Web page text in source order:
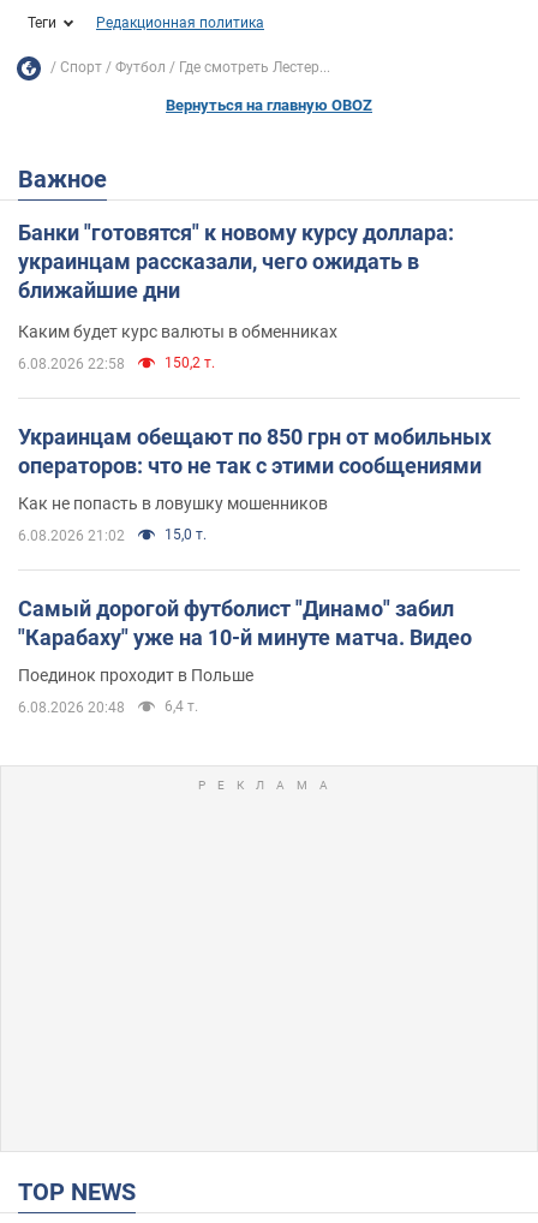
Теги Редакционная политика
Спорт Футбол Где смотреть Лестер...
Вернуться на главную OBOZ
Важное
Банки "готовятся" к новому курсу доллара:
украинцам рассказали, чего ожидать в
ближайшие дни
Каким будет курс валюты в обменниках
6.08.2026 22:58 150,2 т.
Украинцам обещают по 850 грн от мобильных
операторов: что не так с этими сообщениями
Как не попасть в ловушку мошенников
6.08.2026 21:02 15,0 т.
Самый дорогой футболист "Динамо" забил
"Карабаху" уже на 10-й минуте матча. Видео
Поединок проходит в Польше
6.08.2026 20:48 6,4 т.
TOP NEWS